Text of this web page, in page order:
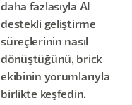
daha fazlasıyla AI
destekli geliştirme
süreçlerinin nasıl
dönüştüğünü, brick
ekibinin yorumlarıyla
birlikte keşfedin.